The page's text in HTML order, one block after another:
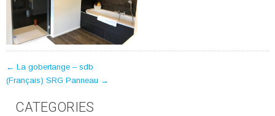
POST
NAVIGATION
← La gobertange – sdb
(Français) SRG Panneau →
CATEGORIES